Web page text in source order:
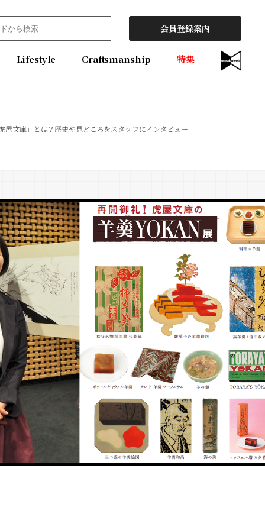
会員登録案内
Lifestyle Craftsmanship 特集
屋文庫」とは？歴史や見どころをスタッフにインタビュー